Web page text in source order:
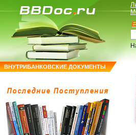
ВНУТРИБАНКОВСКИЕ ДОКУМЕНТЫ